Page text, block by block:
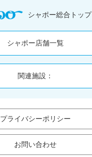
シャポー総合トップ
シャポー店舗一覧
関連施設：
プライバシーポリシー
お問い合わせ